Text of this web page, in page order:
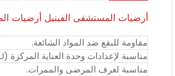
أرضيات المستشفى الفينيل أرضيات
مقاومة للبقع ضد المواد الشائعة.
مناسبة لإعدادات وحدة العناية المركزة (ICU).
مناسبة لغرف المرضى والممرات.